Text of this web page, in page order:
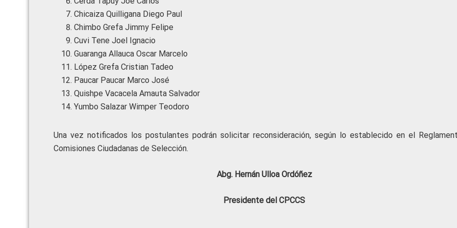
Chicaiza Quilligana Diego Paul
Chimbo Grefa Jimmy Felipe
Cuvi Tene Joel Ignacio
Guaranga Allauca Oscar Marcelo
López Grefa Cristian Tadeo
Paucar Paucar Marco José
Quishpe Vacacela Amauta Salvador
Yumbo Salazar Wimper Teodoro
Una vez notificados los postulantes podrán solicitar reconsideración, según lo establecido en el
Comisiones Ciudadanas de Selección.
Abg. Hernán Ulloa Ordóñez
Presidente del CPCCS